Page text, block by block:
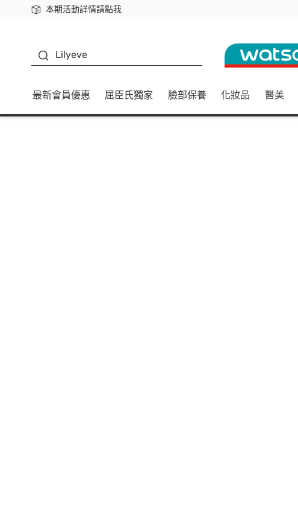
本期活動詳情請點我
下載app最高回饋$350
Lilyeve
最新會員優惠 屈臣氏獨家 臉部保養 化妝品 醫美